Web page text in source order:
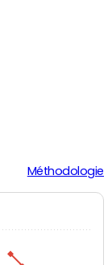
Méthodologie